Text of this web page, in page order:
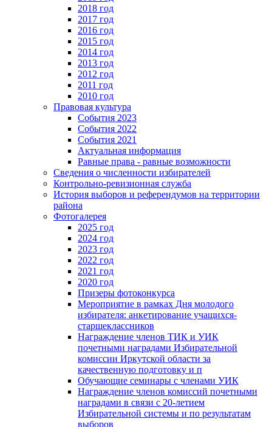
2018 год
2017 год
2016 год
2015 год
2014 год
2013 год
2012 год
2011 год
2010 год
Правовая культура
События 2023
События 2022
События 2021
Актуальная информация
Равные права - равные возможности
Сведения о численности избирателей
Контрольно-ревизионная служба
История выборов и референдумов на территории
района
Фотогалерея
2025 год
2024 год
2023 год
2022 год
2021 год
2020 год
Призеры фотоконкурса
Мероприятие в рамках Дня молодого
избирателя: анкетирование учащихся-
старшеклассников
Награждение членов ТИК и УИК
почетными наградами Избирательной
комиссии Иркутской области за
качественную подготовку и п
Обучающие семинары с членами УИК
Награждение членов комиссий почетными
наградами в связи с 20-летием
Избирательной системы и по результатам
выборов